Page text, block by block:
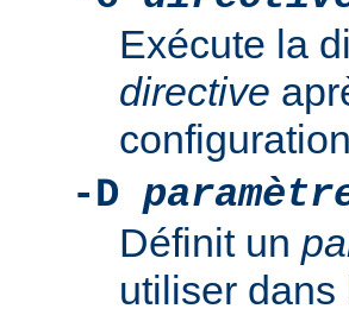
Exécute la
directive
-D
Définit un
utiliser